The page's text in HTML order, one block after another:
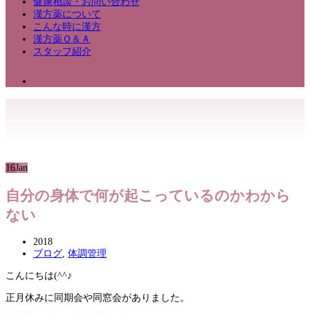
漢方薬について
こんな時に漢方
漢方薬Ｑ＆Ａ
スタッフ紹介
16Jan
自分の身体で何が起こっているのかわから
ない
2018
ブログ, 体調管理
こんにちは(^^♪
正月休みに同期会や同窓会がありました。